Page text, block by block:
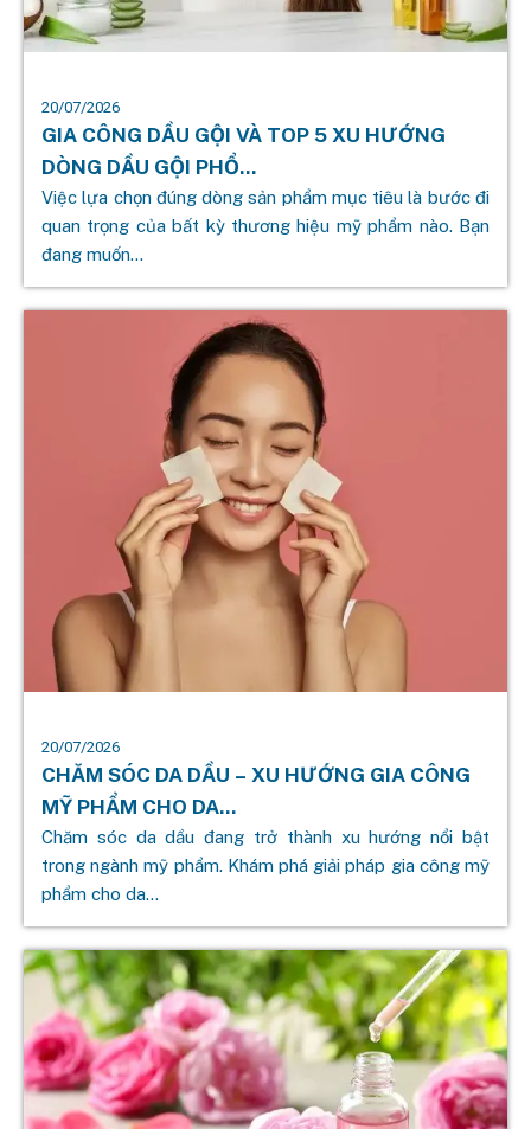
20/07/2026
GIA CÔNG DẦU GỘI VÀ TOP 5 XU HƯỚNG
DÒNG DẦU GỘI PHỔ...
Việc lựa chọn đúng dòng sản phẩm mục tiêu là bước đi
quan trọng của bất kỳ thương hiệu mỹ phẩm nào. Bạn
đang muốn...
20/07/2026
CHĂM SÓC DA DẦU – XU HƯỚNG GIA CÔNG
MỸ PHẨM CHO DA...
Chăm sóc da dầu đang trở thành xu hướng nổi bật
trong ngành mỹ phẩm. Khám phá giải pháp gia công mỹ
phẩm cho da...